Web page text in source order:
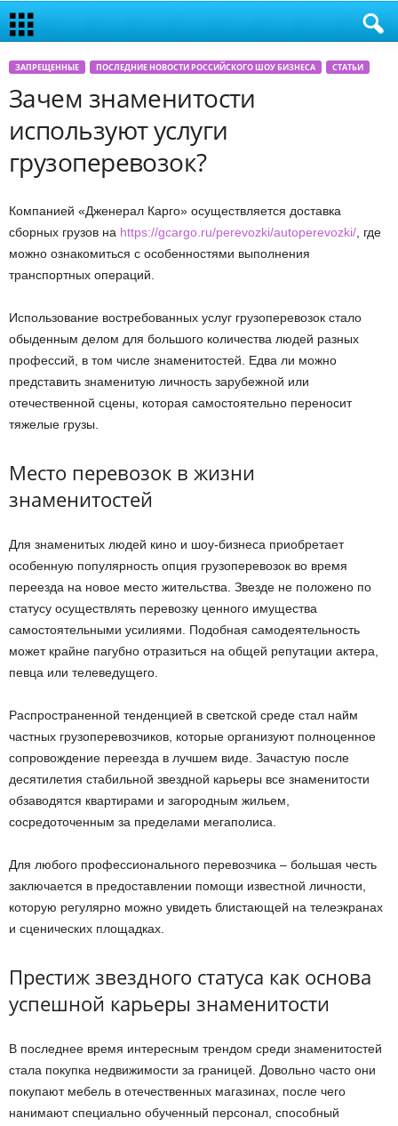
ЗАПРЕЩЕННЫЕ ПОСЛЕДНИЕ НОВОСТИ РОССИЙСКОГО ШОУ БИЗНЕСА СТАТЬИ
Зачем знаменитости
используют услуги
грузоперевозок?
Компанией «Дженерал Карго» осуществляется доставка
сборных грузов на https://gcargo.ru/perevozki/autoperevozki/ , где
можно ознакомиться с особенностями выполнения
транспортных операций.
Использование востребованных услуг грузоперевозок стало
обыденным делом для большого количества людей разных
профессий, в том числе знаменитостей. Едва ли можно
представить знаменитую личность зарубежной или
отечественной сцены, которая самостоятельно переносит
тяжелые грузы.
Место перевозок в жизни
знаменитостей
Для знаменитых людей кино и шоу-бизнеса приобретает
особенную популярность опция грузоперевозок во время
переезда на новое место жительства. Звезде не положено по
статусу осуществлять перевозку ценного имущества
самостоятельными усилиями. Подобная самодеятельность
может крайне пагубно отразиться на общей репутации актера,
певца или телеведущего.
Распространенной тенденцией в светской среде стал найм
частных грузоперевозчиков, которые организуют полноценное
сопровождение переезда в лучшем виде. Зачастую после
десятилетия стабильной звездной карьеры все знаменитости
обзаводятся квартирами и загородным жильем,
сосредоточенным за пределами мегаполиса.
Для любого профессионального перевозчика – большая честь
заключается в предоставлении помощи известной личности,
которую регулярно можно увидеть блистающей на телеэкранах
и сценических площадках.
Престиж звездного статуса как основа
успешной карьеры знаменитости
В последнее время интересным трендом среди знаменитостей
стала покупка недвижимости за границей. Довольно часто они
покупают мебель в отечественных магазинах, после чего
нанимают специально обученный персонал, способный